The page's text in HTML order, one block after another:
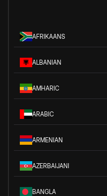
AFRIKAANS
ALBANIAN
AMHARIC
ARABIC
ARMENIAN
AZERBAIJANI
BANGLA